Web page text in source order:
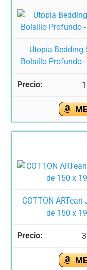
Utopia Bedding
Bolsillo Profundo
COTTON
de 150 x